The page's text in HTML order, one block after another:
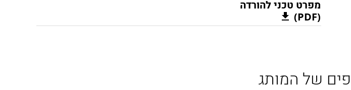
מפרט טכני להורדה
(PDF)
של המותג